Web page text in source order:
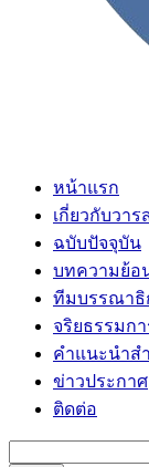
หน้าแรก
เกี่ยวกับวาร
ฉบับปัจจุบัน
บทความย้อ
ทีมบรรณาธิ
จริยธรรมก
คำแนะนำส
ข่าวประกาศ
ติดต่อ